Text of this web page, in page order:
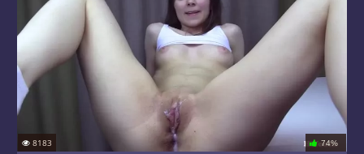
8183 74%